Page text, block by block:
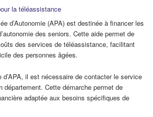
la téléassistance
d’Autonomie (APA) est destinée à financer les
des seniors. Cette aide permet de
des services de téléassistance, facilitant
des personnes âgées.
d’APA, il est nécessaire de contacter le service
département. Cette démarche permet de
adaptée aux besoins spécifiques de